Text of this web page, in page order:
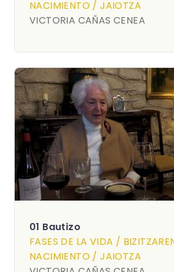
NACIMIENTO / JAIOTZA
VICTORIA CAÑAS CENEA
01 Bautizo
FASES DE LA VIDA /
NACIMIENTO / JAIOTZA